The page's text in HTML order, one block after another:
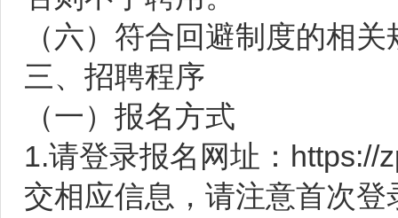
（六）符合回避制度的相关
三、招聘程序
（一）报名方式
1.请登录报名网址：https://
交相应信息，请注意首次